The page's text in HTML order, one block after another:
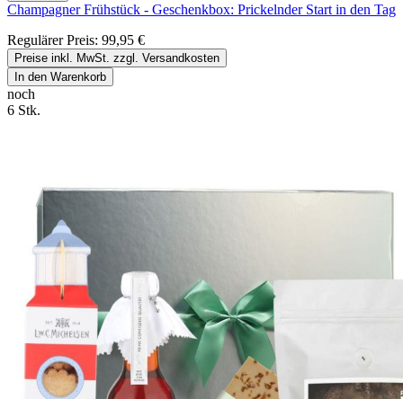
Champagner Frühstück - Geschenkbox: Prickelnder Start in den Tag
Regulärer Preis: 99,95 €
Preise inkl. MwSt. zzgl. Versandkosten
In den Warenkorb
noch
6 Stk.